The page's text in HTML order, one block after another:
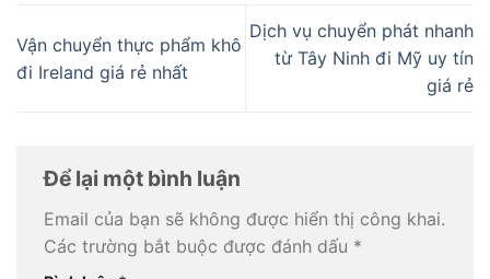
Vận chuyển thực phẩm khô
đi Ireland giá rẻ nhất
Dịch vụ chuyển phát nhanh
từ Tây Ninh đi Mỹ uy tín
giá rẻ
Để lại một bình luận
Email của bạn sẽ không được hiển thị công khai.
Các trường bắt buộc được đánh dấu *